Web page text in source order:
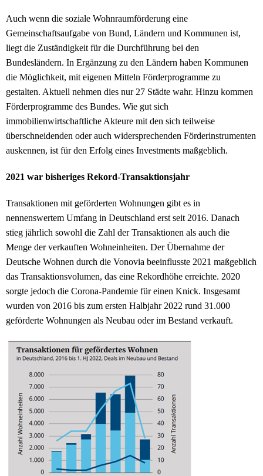
Auch wenn die soziale Wohnraumförderung eine
Gemeinschaftsaufgabe von Bund, Ländern und Kommunen ist,
liegt die Zuständigkeit für die Durchführung bei den
Bundesländern. In Ergänzung zu den Ländern haben Kommunen
die Möglichkeit, mit eigenen Mitteln Förderprogramme zu
gestalten. Aktuell nehmen dies nur 27 Städte wahr. Hinzu kommen
Förderprogramme des Bundes. Wie gut sich
immobilienwirtschaftliche Akteure mit den sich teilweise
überschneidenden oder auch widersprechenden Förderinstrumenten
auskennen, ist für den Erfolg eines Investments maßgeblich.
2021 war bisheriges Rekord-Transaktionsjahr
Transaktionen mit geförderten Wohnungen gibt es in
nennenswertem Umfang in Deutschland erst seit 2016. Danach
stieg jährlich sowohl die Zahl der Transaktionen als auch die
Menge der verkauften Wohneinheiten. Der Übernahme der
Deutsche Wohnen durch die Vonovia beeinflusste 2021 maßgeblich
das Transaktionsvolumen, das eine Rekordhöhe erreichte. 2020
sorgte jedoch die Corona-Pandemie für einen Knick. Insgesamt
wurden von 2016 bis zum ersten Halbjahr 2022 rund 31.000
geförderte Wohnungen als Neubau oder im Bestand verkauft.